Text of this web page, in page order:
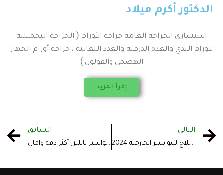
الدكتور أكرم ميلاد
استشارى الجراحة العامة جراحه الأورام ( الجراحة التجميلية
لاورام الثدي والغدة الدرقية والغدد اللعابية ، جراحه أورام الجهاز
الهضمى والقولون )
إقرأ المزيد
السابق
هل عملية البواسير بالليزر أكثر دقة وامان
التالي
ماهو افضل علاج للبواسير الخارجية 2024